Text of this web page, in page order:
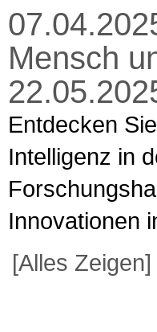
Mensch
Entdecken
Intelligenz in
Innovationen
[Alles Zeigen]